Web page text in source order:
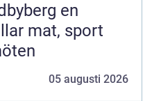
en
mat, sport
05 augusti 2026